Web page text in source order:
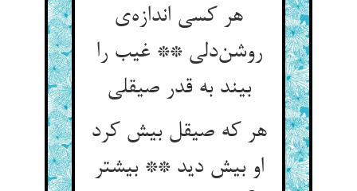
هر کسی اندازه‌ی
روشن‌دلی ** غیب را
بیند به قدر صیقلی
هر که صیقل بیش کرد
او بیش دید ** بیشتر